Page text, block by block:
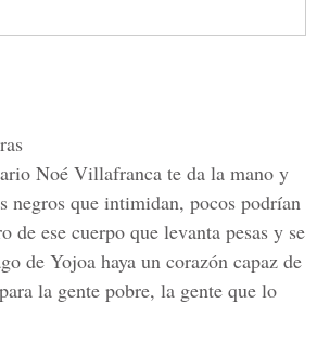
Noé Villafranca te da la mano y
negros que intimidan, pocos podrían
de ese cuerpo que levanta pesas y se
de Yojoa haya un corazón capaz de
la gente pobre, la gente que lo